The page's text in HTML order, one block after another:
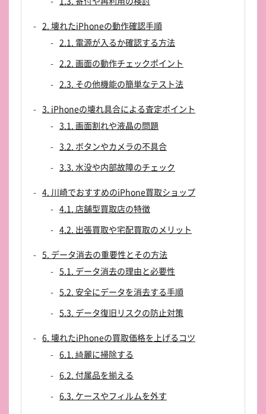
2. 壊れたiPhoneの動作確認手順
2.1. 電源が入るか確認する方法
2.2. 画面の動作チェックポイント
2.3. その他機能の簡単なテスト法
3. iPhoneの壊れ具合による査定ポイント
3.1. 画面割れや液晶の問題
3.2. ボタンやカメラの不具合
3.3. 水没や内部故障のチェック
4. 川崎でおすすめのiPhone買取ショップ
4.1. 店舗型買取店の特徴
4.2. 出張買取や宅配買取のメリット
5. データ消去の重要性とその方法
5.1. データ消去の理由と必要性
5.2. 安全にデータを消去する手順
5.3. データ復旧リスクの防止対策
6. 壊れたiPhoneの買取価格を上げるコツ
6.1. 綺麗に掃除する
6.2. 付属品を揃える
6.3. ケースやフィルムを外す